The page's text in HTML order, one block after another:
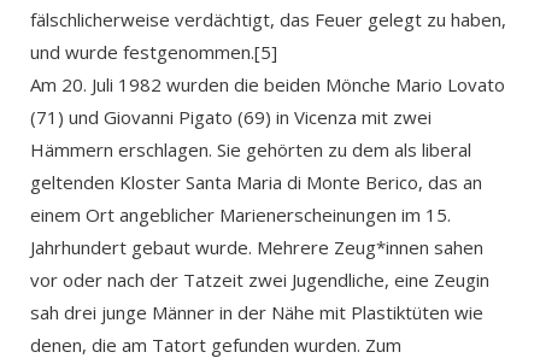
fälschlicherweise verdächtigt, das Feuer gelegt zu haben,
und wurde festgenommen.[5]
Am 20. Juli 1982 wurden die beiden Mönche Mario Lovato
(71) und Giovanni Pigato (69) in Vicenza mit zwei
Hämmern erschlagen. Sie gehörten zu dem als liberal
geltenden Kloster Santa Maria di Monte Berico, das an
einem Ort angeblicher Marienerscheinungen im 15.
Jahrhundert gebaut wurde. Mehrere Zeug*innen sahen
vor oder nach der Tatzeit zwei Jugendliche, eine Zeugin
sah drei junge Männer in der Nähe mit Plastiktüten wie
denen, die am Tatort gefunden wurden. Zum